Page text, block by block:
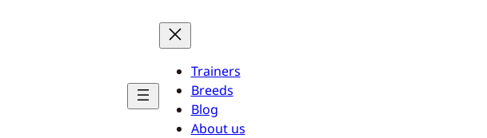
Trainers
Breeds
Blog
About us